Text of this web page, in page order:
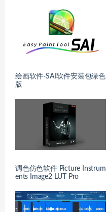
绘画软件-SAI软件安装包绿色
版
调色仿色软件 Picture Instrum
ents Image2 LUT Pro